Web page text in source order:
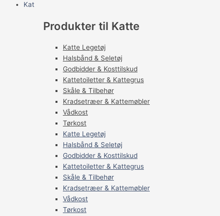
Kat
Produkter til Katte
Katte Legetøj
Halsbånd & Seletøj
Godbidder & Kosttilskud
Kattetoiletter & Kattegrus
Skåle & Tilbehør
Kradsetræer & Kattemøbler
Vådkost
Tørkost
Katte Legetøj
Halsbånd & Seletøj
Godbidder & Kosttilskud
Kattetoiletter & Kattegrus
Skåle & Tilbehør
Kradsetræer & Kattemøbler
Vådkost
Tørkost